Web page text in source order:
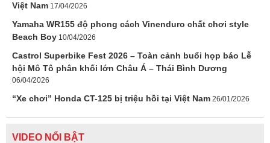
Việt Nam 17/04/2026
Yamaha WR155 độ phong cách Vinenduro chất chơi style
Beach Boy 10/04/2026
Castrol Superbike Fest 2026 – Toàn cảnh buổi họp báo Lễ
hội Mô Tô phân khối lớn Châu Á – Thái Bình Dương
06/04/2026
“Xe chơi” Honda CT-125 bị triệu hồi tại Việt Nam 26/01/2026
VIDEO NỔI BẬT